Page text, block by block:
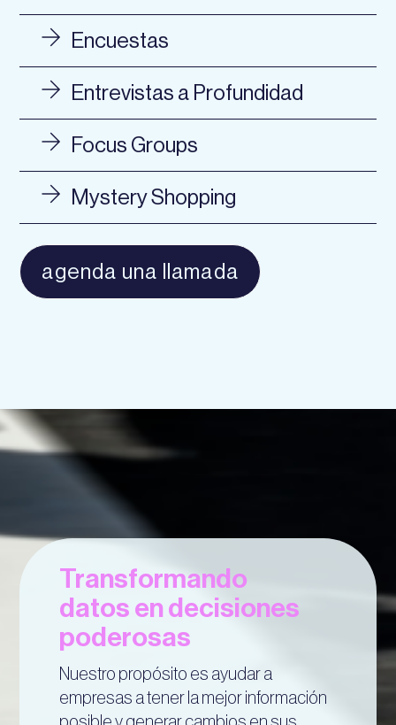
Encuestas
Entrevistas a Profundidad
Focus Groups
Mystery Shopping
agenda una llamada
Transformando
datos en decisiones
poderosas
Nuestro propósito es ayudar a
empresas a tener la mejor información